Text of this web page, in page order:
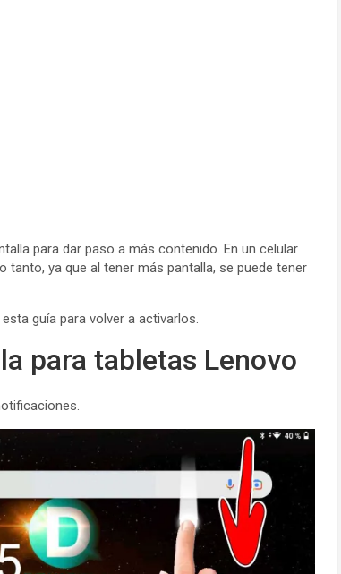
para dar paso a más contenido. En un celular
tanto, ya que al tener más pantalla, se puede tener
guía para volver a activarlos.
para tabletas Lenovo